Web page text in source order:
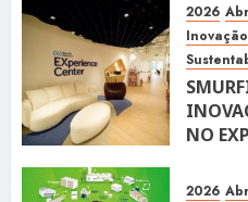
2026
Inovação
NO
10 DE
2026